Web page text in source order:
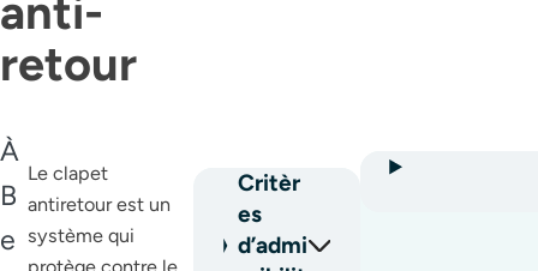
anti-
retour
À
B
e
Le clapet
antiretour est un
système qui
Critèr
es
d’admi